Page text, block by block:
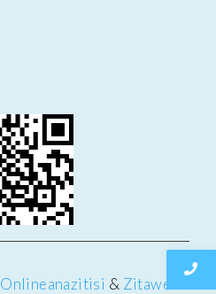
Onlineanazitisi & Zitaweb